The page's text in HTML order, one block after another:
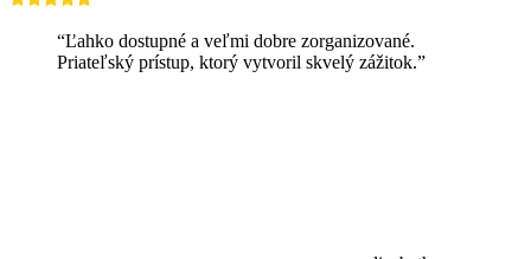
“Ľahko dostupné a veľmi dobre zorganizované.
Priateľský prístup, ktorý vytvoril skvelý zážitok.”